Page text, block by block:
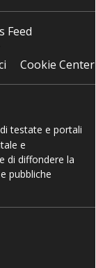
Feed
Cookie Center
testate e portali
e
di diffondere la
pubbliche